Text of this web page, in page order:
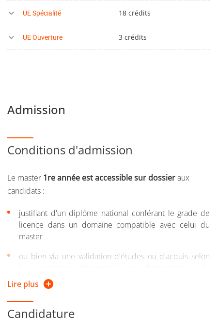
UE Spécialité 18 crédits
UE Ouverture 3 crédits
Admission
Conditions d'admission
Le master 1re année est accessible sur dossieraux
candidats :
justifiant d'un diplôme national conférant le grade de
licence dans un domaine compatible avec celui du
master
ou bien via une validation d'études ou d'acquis selon
formation
Le master
candidats :
Lire plus
Candidature